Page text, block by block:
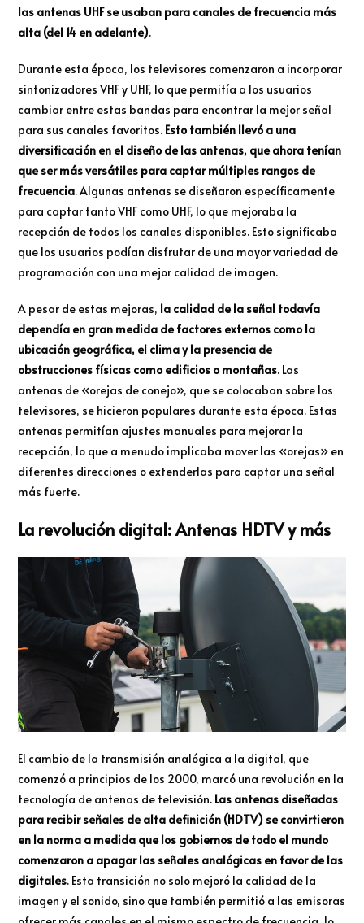
las antenas UHF se usaban para canales de frecuencia más
alta (del 14 en adelante).
Durante esta época, los televisores comenzaron a incorporar
sintonizadores VHF y UHF, lo que permitía a los usuarios
cambiar entre estas bandas para encontrar la mejor señal
para sus canales favoritos. Esto también llevó a una
diversificación en el diseño de las antenas, que ahora tenían
que ser más versátiles para captar múltiples rangos de
frecuencia. Algunas antenas se diseñaron específicamente
para captar tanto VHF como UHF, lo que mejoraba la
recepción de todos los canales disponibles. Esto significaba
que los usuarios podían disfrutar de una mayor variedad de
programación con una mejor calidad de imagen.
A pesar de estas mejoras, la calidad de la señal todavía
dependía en gran medida de factores externos como la
ubicación geográfica, el clima y la presencia de
obstrucciones físicas como edificios o montañas. Las
antenas de «orejas de conejo», que se colocaban sobre los
televisores, se hicieron populares durante esta época. Estas
antenas permitían ajustes manuales para mejorar la
recepción, lo que a menudo implicaba mover las «orejas» en
diferentes direcciones o extenderlas para captar una señal
más fuerte.
La revolución digital: Antenas HDTV y más
El cambio de la transmisión analógica a la digital, que
comenzó a principios de los 2000, marcó una revolución en la
tecnología de antenas de televisión. Las antenas diseñadas
para recibir señales de alta definición (HDTV) se convirtieron
en la norma a medida que los gobiernos de todo el mundo
comenzaron a apagar las señales analógicas en favor de las
digitales. Esta transición no solo mejoró la calidad de la
imagen y el sonido, sino que también permitió a las emisoras